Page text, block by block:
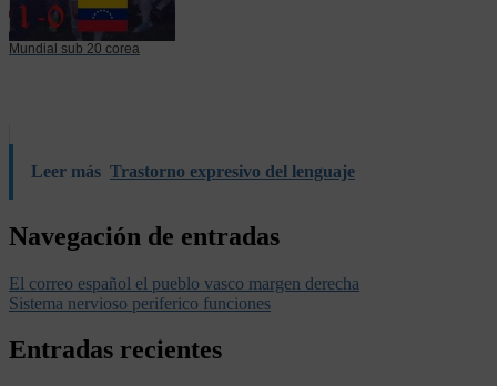
Mundial sub 20 corea
Leer más Trastorno expresivo del lenguaje
Navegación de entradas
El correo español el pueblo vasco margen derecha
Sistema nervioso periferico funciones
Entradas recientes